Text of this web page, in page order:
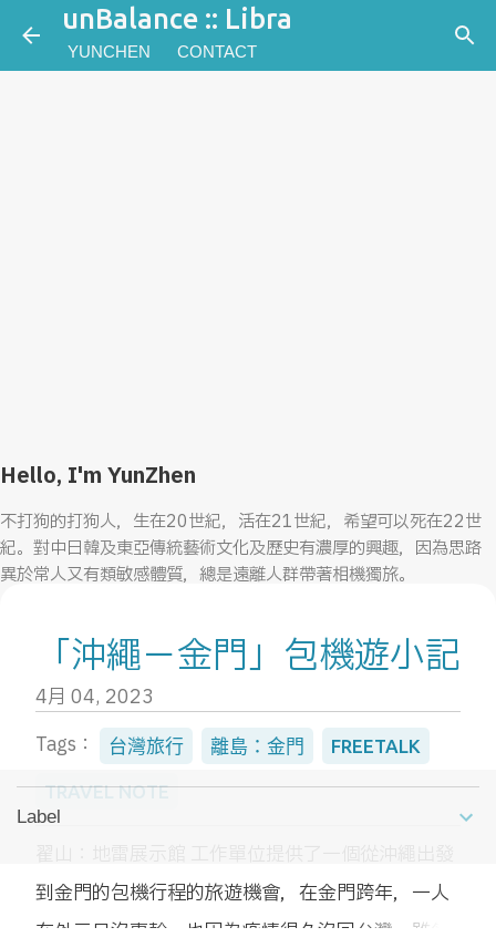
跳到主要內容
unBalance :: Libra
YUNCHEN CONTACT
Hello, I'm YunZhen
不打狗的打狗人，生在20世紀，活在21世紀，希望可以死在22世
紀。對中日韓及東亞傳統藝術文化及歷史有濃厚的興趣，因為思路
異於常人又有類敏感體質，總是遠離人群帶著相機獨旅。
一個人跑到琉球討生活。平面設計相關經驗雖然有20年以上，但目
前希望能留在旅遊業界。
目前利用業餘時間參加那霸觀光協會的觀光導覽志工，以及沖繩縣
立圖書館的修書志工。
NEW POST
「沖繩－金門」包機遊小記
4月 04, 2023
Tags：
台灣旅行 離島：金門 FREETALK
TRAVEL NOTE
到金門的包機行程的旅遊機會，在金門跨年，一人
在外元旦沒事幹，也因為疫情很久沒回台灣，雖然
Label